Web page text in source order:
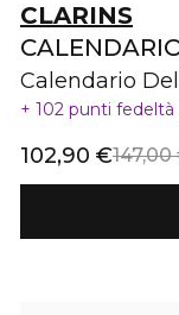
CLARINS
Calendario
102 punti fedeltà
102,90 €147,00